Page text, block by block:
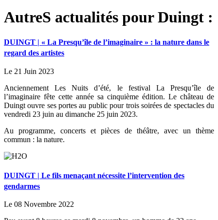
AutreS actualités pour Duingt :
DUINGT | « La Presqu’île de l’imaginaire » : la nature dans le
regard des artistes
Le 21 Juin 2023
Anciennement Les Nuits d’été, le festival La Presqu’île de
l’imaginaire fête cette année sa cinquième édition. Le château de
Duingt ouvre ses portes au public pour trois soirées de spectacles du
vendredi 23 juin au dimanche 25 juin 2023.
Au programme, concerts et pièces de théâtre, avec un thème
commun : la nature.
DUINGT | Le fils menaçant nécessite l’intervention des
gendarmes
Le 08 Novembre 2022